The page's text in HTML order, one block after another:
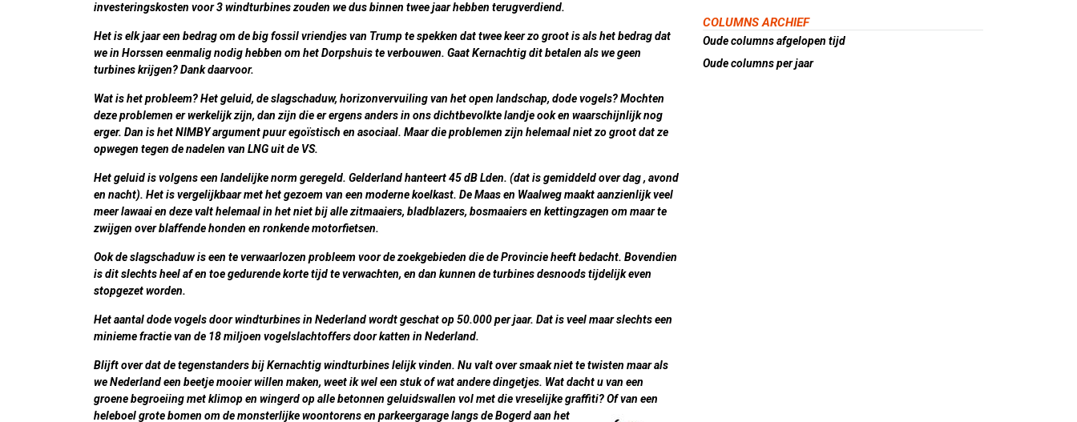
investeringskosten voor 3 windturbines zouden we dus binnen twee jaar hebben terugverdiend.
Het is elk jaar een bedrag om de big fossil vriendjes van Trump te spekken dat twee keer zo groot is als het bedrag dat
we in Horssen eenmalig nodig hebben om het Dorpshuis te verbouwen. Gaat Kernachtig dit betalen als we geen
turbines krijgen? Dank daarvoor.
Wat is het probleem? Het geluid, de slagschaduw, horizonvervuiling van het open landschap, dode vogels? Mochten
deze problemen er werkelijk zijn, dan zijn die er ergens anders in ons dichtbevolkte landje ook en waarschijnlijk nog
erger. Dan is het NIMBY argument puur egoïstisch en asociaal. Maar die problemen zijn helemaal niet zo groot dat ze
opwegen tegen de nadelen van LNG uit de VS.
Het geluid is volgens een landelijke norm geregeld. Gelderland hanteert 45 dB Lden. (dat is gemiddeld over dag , avond
en nacht). Het is vergelijkbaar met het gezoem van een moderne koelkast. De Maas en Waalweg maakt aanzienlijk veel
meer lawaai en deze valt helemaal in het niet bij alle zitmaaiers, bladblazers, bosmaaiers en kettingzagen om maar te
zwijgen over blaffende honden en ronkende motorfietsen.
Ook de slagschaduw is een te verwaarlozen probleem voor de zoekgebieden die de Provincie heeft bedacht. Bovendien
is dit slechts heel af en toe gedurende korte tijd te verwachten, en dan kunnen de turbines desnoods tijdelijk even
stopgezet worden.
Het aantal dode vogels door windturbines in Nederland wordt geschat op 50.000 per jaar. Dat is veel maar slechts een
minieme fractie van de 18 miljoen vogelslachtoffers door katten in Nederland.
Blijft over dat de tegenstanders bij Kernachtig windturbines lelijk vinden. Nu valt over smaak niet te twisten maar als
we Nederland een beetje mooier willen maken, weet ik wel een stuk of wat andere dingetjes. Wat dacht u van een
groene begroeiing met klimop en wingerd op alle betonnen geluidswallen vol met die vreselijke graffiti? Of van een
heleboel grote bomen om de monsterlijke woontorens en parkeergarage langs de Bogerd aan het
COLUMNS ARCHIEF
Oude columns afgelopen tijd
Oude columns per jaar